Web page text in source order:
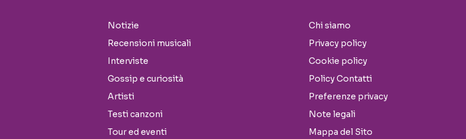
Notizie
Recensioni musicali
Interviste
Gossip e curiosità
Artisti
Testi canzoni
Tour ed eventi
Chi siamo
Privacy policy
Cookie policy
Policy Contatti
Preferenze privacy
Note legali
Mappa del Sito